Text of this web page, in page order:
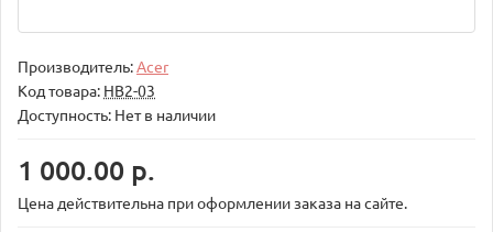
Производитель:Acer
Код товара: НВ2-03
Доступность: Нет в наличии
1 000.00 р.
Цена действительна при оформлении заказа на сайте.